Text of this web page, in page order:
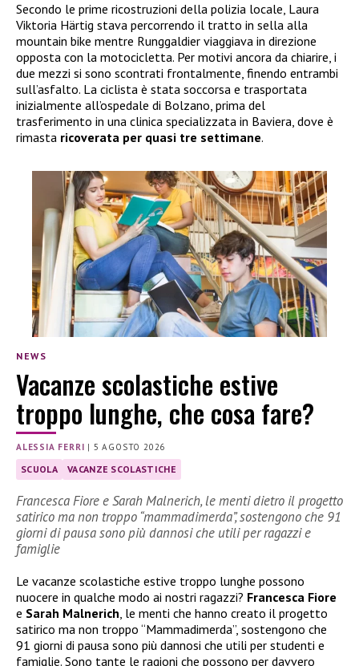
Secondo le prime ricostruzioni della polizia locale, Laura
Viktoria Härtig stava percorrendo il tratto in sella alla
mountain bike mentre Runggaldier viaggiava in direzione
opposta con la motocicletta. Per motivi ancora da chiarire, i
due mezzi si sono scontrati frontalmente, finendo entrambi
sull’asfalto. La ciclista è stata soccorsa e trasportata
inizialmente all’ospedale di Bolzano, prima del
trasferimento in una clinica specializzata in Baviera, dove è
rimasta ricoverata per quasi tre settimane.
NEWS
Vacanze scolastiche estive
troppo lunghe, che cosa fare?
ALESSIA FERRI | 5 AGOSTO 2026
SCUOLA VACANZE SCOLASTICHE
Francesca Fiore e Sarah Malnerich, le menti dietro il progetto
satirico ma non troppo “mammadimerda”, sostengono che 91
giorni di pausa sono più dannosi che utili per ragazzi e
famiglie
Le vacanze scolastiche estive troppo lunghe possono
nuocere in qualche modo ai nostri ragazzi? Francesca Fiore
e Sarah Malnerich, le menti che hanno creato il progetto
satirico ma non troppo “Mammadimerda”, sostengono che
91 giorni di pausa sono più dannosi che utili per studenti e
famiglie. Sono tante le ragioni che possono per davvero